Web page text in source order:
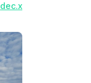
dec.x